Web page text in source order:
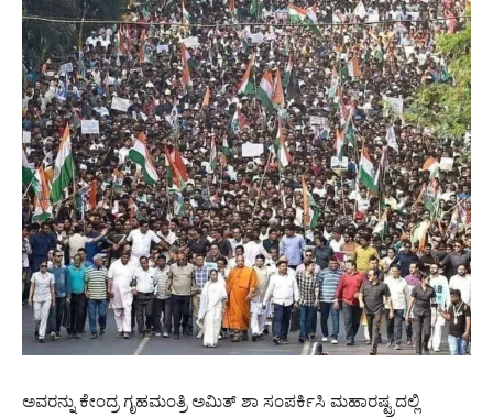
ಅವರನ್ನು ಕೇಂದ್ರ ಗೃಹಮಂತ್ರಿ ಅಮಿತ್ ಶಾ ಸಂಪರ್ಕಿಸಿ ಮಹಾರಷ್ಟ್ರದಲ್ಲಿ